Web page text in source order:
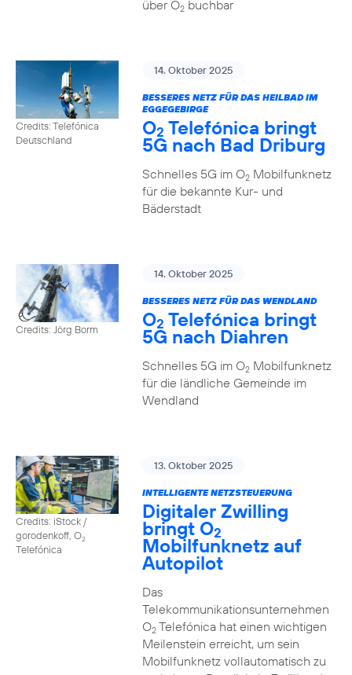
über O2buchbar
Credits: Telefónica
Deutschland
14. Oktober 2025
BESSERES NETZ FÜR DAS HEILBAD IM
EGGEGEBIRGE
O2 Telefónica bringt
5G nach Bad Driburg
Schnelles 5G im O2Mobilfunknetz
für die bekannte Kur- und
Bäderstadt
Credits: Jörg Borm
14. Oktober 2025
BESSERES NETZ FÜR DAS WENDLAND
O2 Telefónica bringt
5G nach Diahren
Schnelles 5G im O2Mobilfunknetz
für die ländliche Gemeinde im
Wendland
Credits: iStock /
gorodenkoff, O2
Telefónica
13. Oktober 2025
INTELLIGENTE NETZSTEUERUNG
Digitaler Zwilling
bringt O2
Mobilfunknetz auf
Autopilot
Das
Telekommunikationsunternehmen
O2Telefónica hat einen wichtigen
Meilenstein erreicht, um sein
Mobilfunknetz vollautomatisch zu